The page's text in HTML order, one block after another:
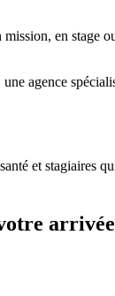
en
une agence
et stagiaires
arrivée